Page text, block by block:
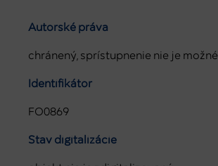
Autorské práva
chránený, sprístupnenie nie je možné
Identifikátor
FO0869
Stav digitalizácie